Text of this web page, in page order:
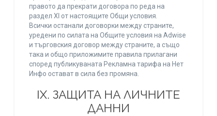
правото да прекрати договора по реда на
раздел XI от настоящите Общи условия.
Всички останали договорки между страните,
уредени по силата на Общите условия на Adwise
и търговския договор между страните, а също
така и общо приложимите правила прилагани
според публикуваната Рекламна тарифа на Нет
Инфо остават в сила без промяна.
IХ. ЗАЩИТА НА ЛИЧНИТЕ
ДАННИ